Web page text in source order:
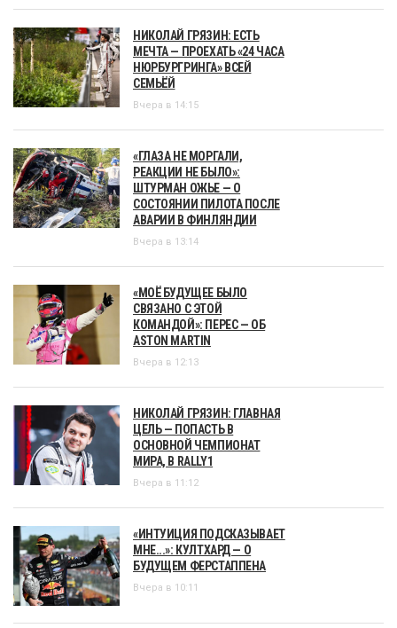
НИКОЛАЙ ГРЯЗИН: ЕСТЬ
МЕЧТА — ПРОЕХАТЬ «24 ЧАСА
НЮРБУРГРИНГА» ВСЕЙ
СЕМЬЁЙ
Вчера в 14:15
«ГЛАЗА НЕ МОРГАЛИ,
РЕАКЦИИ НЕ БЫЛО»:
ШТУРМАН ОЖЬЕ — О
СОСТОЯНИИ ПИЛОТА ПОСЛЕ
АВАРИИ В ФИНЛЯНДИИ
Вчера в 13:14
«МОЁ БУДУЩЕЕ БЫЛО
СВЯЗАНО С ЭТОЙ
КОМАНДОЙ»: ПЕРЕС — ОБ
ASTON MARTIN
Вчера в 12:13
НИКОЛАЙ ГРЯЗИН: ГЛАВНАЯ
ЦЕЛЬ — ПОПАСТЬ В
ОСНОВНОЙ ЧЕМПИОНАТ
МИРА, В RALLY1
Вчера в 11:12
«ИНТУИЦИЯ ПОДСКАЗЫВАЕТ
МНЕ...»: КУЛТХАРД — О
БУДУЩЕМ ФЕРСТАППЕНА
Вчера в 10:11